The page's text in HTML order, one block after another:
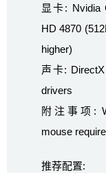
显卡: Nvidia
HD 4870
higher)
声卡:
drivers
附注事项:
mouse
推荐配置: